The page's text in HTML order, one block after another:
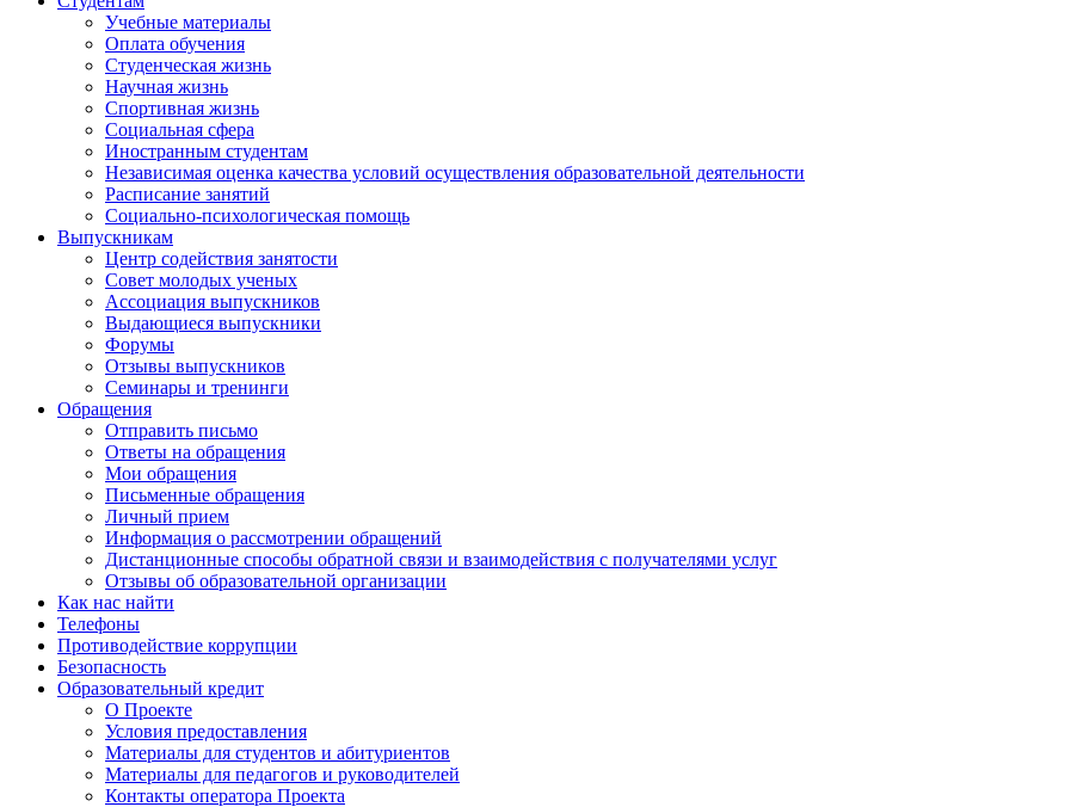
Учебные материалы
Оплата обучения
Студенческая жизнь
Научная жизнь
Спортивная жизнь
Социальная сфера
Иностранным студентам
Независимая оценка качества условий осуществления образовательной деятельности
Расписание занятий
Социально-психологическая помощь
Выпускникам
Центр содействия занятости
Совет молодых ученых
Ассоциация выпускников
Выдающиеся выпускники
Форумы
Отзывы выпускников
Семинары и тренинги
Обращения
Отправить письмо
Ответы на обращения
Мои обращения
Письменные обращения
Личный прием
Информация о рассмотрении обращений
Дистанционные способы обратной связи и взаимодействия с получателями услуг
Отзывы об образовательной организации
Как нас найти
Телефоны
Противодействие коррупции
Безопасность
Образовательный кредит
О Проекте
Условия предоставления
Материалы для студентов и абитуриентов
Материалы для педагогов и руководителей
Контакты опе ратора Проекта